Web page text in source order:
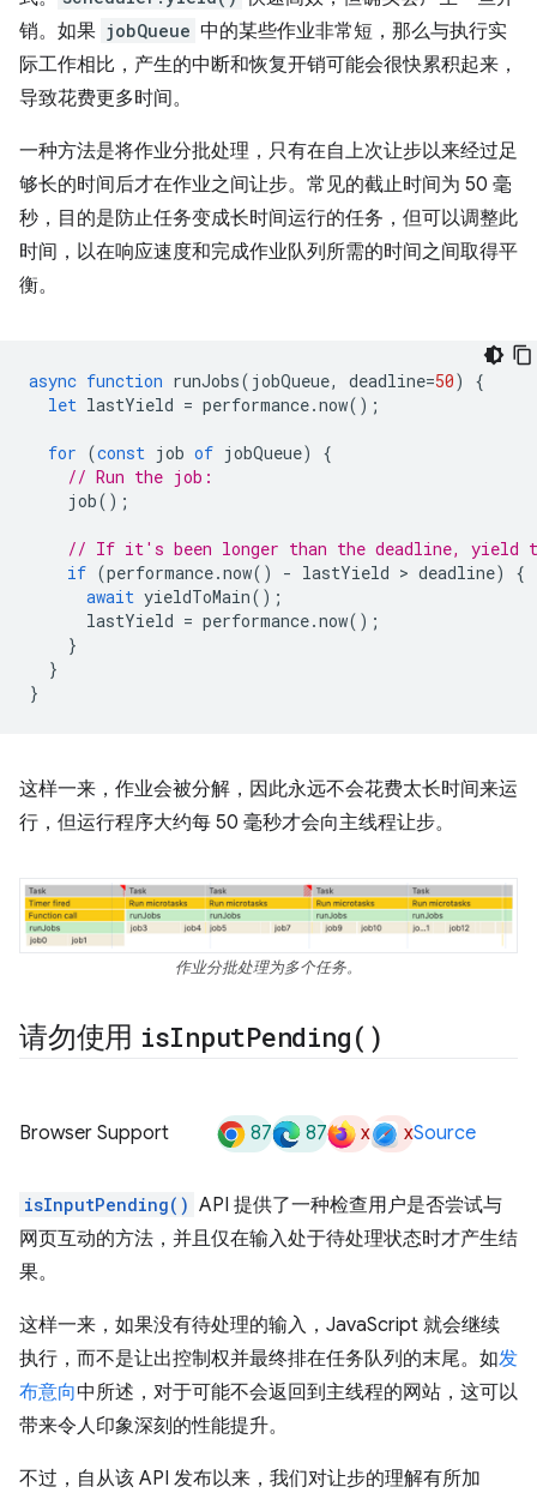
销。如果 jobQueue 中的某些作业非常短，那么与执行实
际工作相比，产生的中断和恢复开销可能会很快累积起来，
导致花费更多时间。
一种方法是将作业分批处理，只有在自上次让步以来经过足
够长的时间后才在作业之间让步。常见的截止时间为 50 毫
秒，目的是防止任务变成长时间运行的任务，但可以调整此
时间，以在响应速度和完成作业队列所需的时间之间取得平
衡。
async function runJobs( jobQueue, deadline=50)
{
let lastYield = performance.now();
for (const job of jobQueue)
{
// Run the job:
job();
// If it's been longer than the deadline, yield
if (performance.now() - lastYield > deadline)
{
await yieldToMain();
lastYield = performance.now();
}
}
}
这样一来，作业会被分解，因此永远不会花费太长时间来运
行，但运行程序大约每 50 毫秒才会向主线程让步。
作业分批处理为多个任务。
请勿使用 isInputPending( )
Browser Support 87 87 x xSource
isInputPending() API 提供了一种检查用户是否尝试与
网页互动的方法，并且仅在输入处于待处理状态时才产生结
果。
这样一来，如果没有待处理的输入，JavaScript 就会继续
执行，而不是让出控制权并最终排在任务队列的末尾。如发
布意向中所述，对于可能不会返回到主线程的网站，这可以
带来令人印象深刻的性能提升。
不过，自从该 API 发布以来，我们对让步的理解有所加